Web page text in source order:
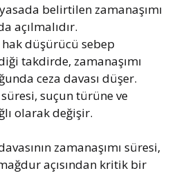
belirtilen zamanaşımı
açılmalıdır.
düşürücü sebep
takdirde, zamanaşımı
ceza davası düşer.
süresi, suçun türüne ve
olarak değişir.
zamanaşımı süresi,
açısından kritik bir